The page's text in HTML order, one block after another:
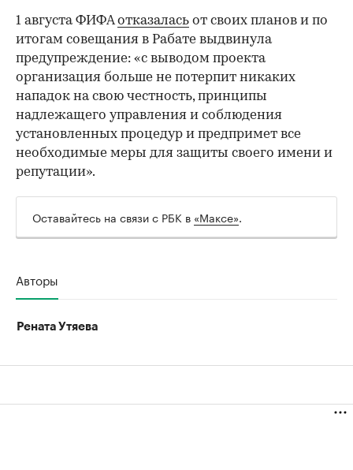
1 августа ФИФАотказалась от своих планов и по
итогам совещания в Рабате выдвинула
предупреждение: «с выводом проекта
организация больше не потерпит никаких
нападок на свою честность, принципы
надлежащего управления и соблюдения
установленных процедур и предпримет все
необходимые меры для защиты своего имени и
репутации».
Оставайтесь на связи с РБК в «Максе».
Авторы
Рената Утяева